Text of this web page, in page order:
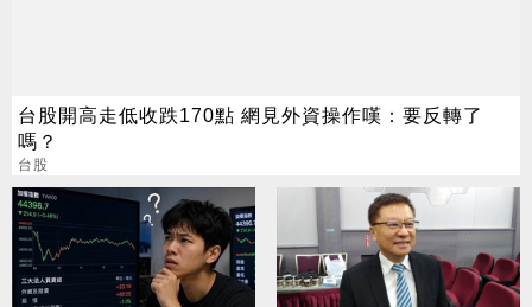
台股開高走低收跌170點 網見外資操作嘆：要反轉了
嗎？
台股